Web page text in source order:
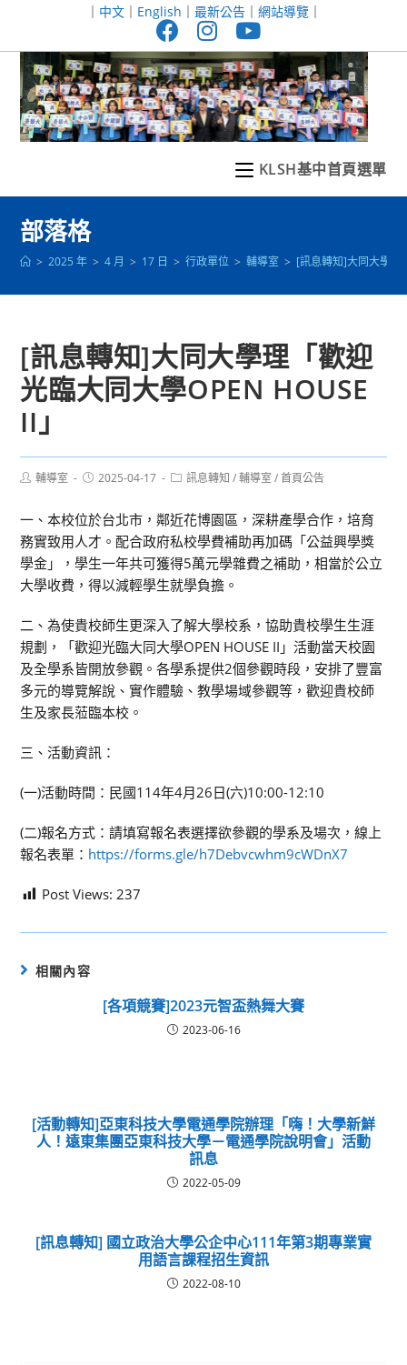
至
｜ 中文｜ English ｜ 最新公告｜ 網站導覽｜
KLSH基中首頁選單
部落格
> 2025 年 > 4 月 > 17 日 > 行政單位 > 輔導室 > [訊息轉知]大同大學理
[訊息轉知]大同大學理「歡迎
光臨大同大學OPEN HOUSE
II」
Post輔導室
Post2025-04-17
Post訊息轉知 / 輔導室 / 首頁公告
一、本校位於台北市，鄰近花博園區，深耕產學合作，培育
務實致用人才。配合政府私校學費補助再加碼「公益興學獎
學金」，學生一年共可獲得5萬元學雜費之補助，相當於公立
大學收費，得以減輕學生就學負擔。
二、為使貴校師生更深入了解大學校系，協助貴校學生生涯
規劃，「歡迎光臨大同大學OPEN HOUSE II」活動當天校園
及全學系皆開放參觀。各學系提供2個參觀時段，安排了豐富
多元的導覽解說、實作體驗、教學場域參觀等，歡迎貴校師
生及家長蒞臨本校。
三、活動資訊：
(一)活動時間：民國114年4月26日(六)10:00-12:10
(二)報名方式：請填寫報名表選擇欲參觀的學系及場次，線上
報名表單： https://forms.gle/h7Debvcwhm9cWDnX7
Post Views: 237
相關內容
[各項競賽]2023元智盃熱舞大賽
2023-06-16
[活動轉知]亞東科技大學電通學院辦理「嗨！大學新鮮
人！遠東集團亞東科技大學－電通學院說明會」活動
訊息
2022-05-09
[訊息轉知] 國立政治大學公企中心111年第3期專業實
用語言課程招生資訊
2022-08-10